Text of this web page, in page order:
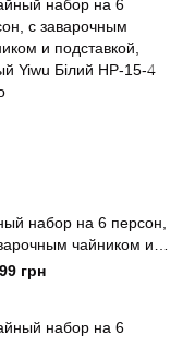
набор на 6 персон,
чайником и
белый Yiwu
грн